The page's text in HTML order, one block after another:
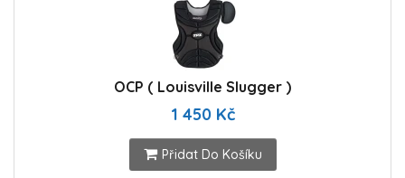
OCP ( Louisville Slugger )
1 450 Kč
Přidat Do Košíku